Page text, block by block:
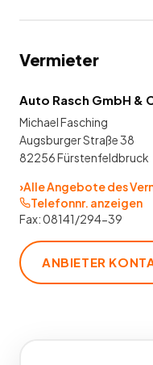
Vermieter
Auto Rasch GmbH &
Michael Fasching
Augsburger Straße 38
82256 Fürstenfeldbruck
›Alle Angebote des
Telefonnr. anzeigen
Fax:08141/294-39
ANBIETER